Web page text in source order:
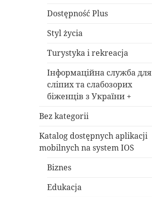
Dostępność Plus
Styl życia
Turystyka i rekreacja
Інформаційна служба для
сліпих та слабозорих
біженців з України +
Bez kategorii
Katalog dostępnych aplikacji
mobilnych na system IOS
Biznes
Edukacja